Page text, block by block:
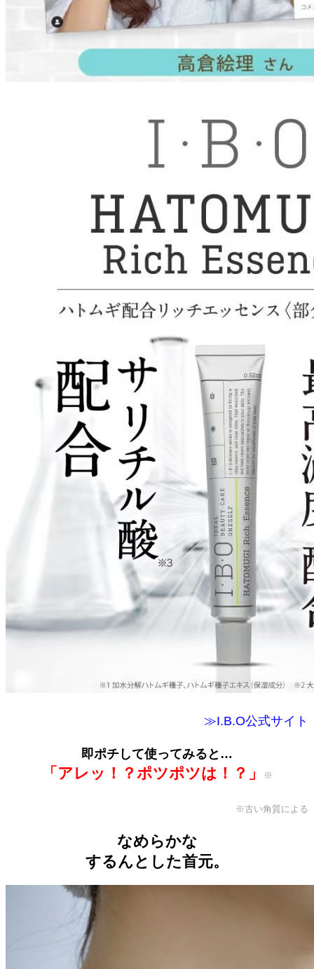
≫I.B.O公式サイト
即ポチして使ってみると…
「アレッ！？ポツポツは！？」 ※
※古い角質による
なめらかな
するんとした首元。